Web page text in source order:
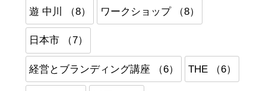
遊 中川 （8） ワークショップ （8）
日本市 （7）
経営とブランディング講座 （6） THE （6）